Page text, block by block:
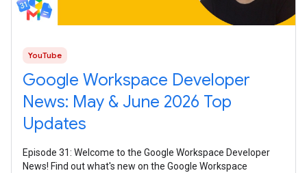
YouTube
Google Workspace Developer
News: May & June 2026 Top
Updates
Episode 31: Welcome to the Google Workspace Developer
News! Find out what's new on the Google Workspace